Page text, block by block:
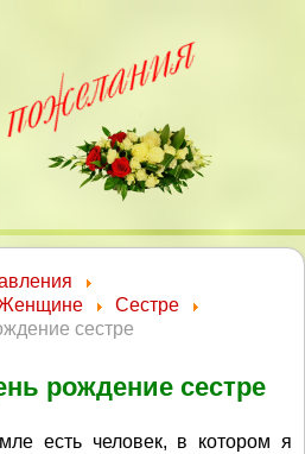
Сестре
сестре
рождение сестре
есть человек, в котором я